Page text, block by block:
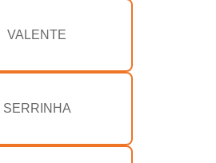
VALENTE
SERRINHA